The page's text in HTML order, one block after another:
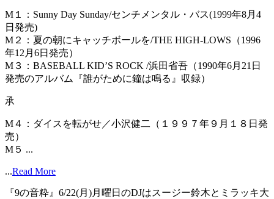
M１：Sunny Day Sunday/センチメンタル・バス(1999年8月4
日発売)
M２：夏の朝にキャッチボールを/THE HIGH-LOWS（1996
年12月6日発売）
M３：BASEBALL KID’S ROCK /浜田省吾（1990年6月21日
発売のアルバム『誰がために鐘は鳴る』収録）
承
M４：ダイスを転がせ／小沢健二（１９９７年９月１８日発
売）
M５ ...
...Read More
『9の音粋』6/22(月)月曜日のDJはスージー鈴木とミラッキ大